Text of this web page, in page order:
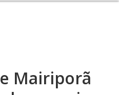
Mairiporã